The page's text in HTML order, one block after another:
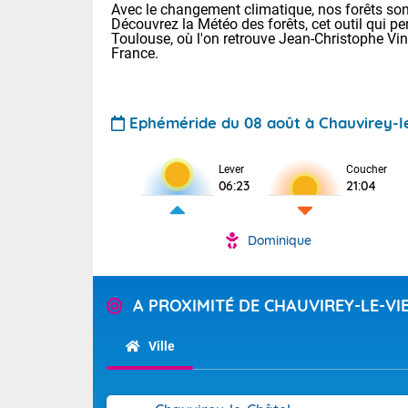
Pour la
Tendance
Avec le changement climatique, nos forêts
Découvrez la Météo des forêts, cet outil qui
Toulouse, où l'on retrouve Jean-Christophe
France.
Ephéméride du 08 août à Chauvirey-
Lever
06:23
Coucher
21:04
Dominique
A PROXIMITÉ DE CHAUVIREY-LE-
Ville
Voici les
31 Lyon :
: 32 Nancy :
32 Lille : 28
Demain :
Très
sur les